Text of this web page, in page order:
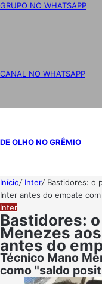
GRUPO NO WHATSAPP
CANAL NO WHATSAPP
DE OLHO NO GRÊMIO
Início/ Inter/ Bastidores: o
Inter antes do empate
Inter
Bastidores:
Menezes
antes do
Técnico Mano
como "saldo